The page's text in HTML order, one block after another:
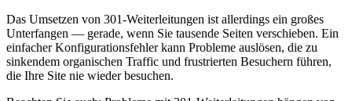
Das Umsetzen von 301-Weiterleitungen ist allerdings ein großes
Unterfangen — gerade, wenn Sie tausende Seiten verschieben. Ein
einfacher Konfigurationsfehler kann Probleme auslösen, die zu
sinkendem organischen Traffic und frustrierten Besuchern führen,
die Ihre Site nie wieder besuchen.